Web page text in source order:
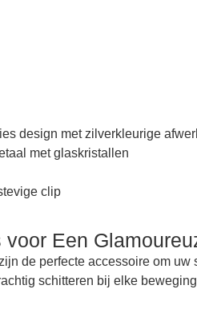
design met zilverkleurige
met glaskristallen
clip
Een
de perfecte accessoire om
schitteren bij elke